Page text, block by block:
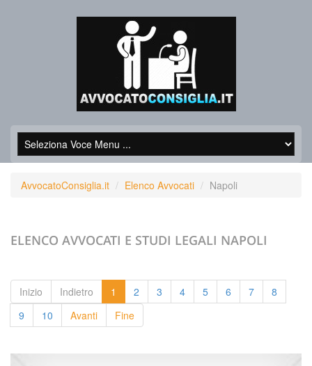
AvvocatoConsiglia.it Elenco Avvocati Napoli
ELENCO AVVOCATI E STUDI LEGALI NAPOLI
Inizio Indietro 1 2 3 4 5 6 7
8
9
10 Avanti Fine